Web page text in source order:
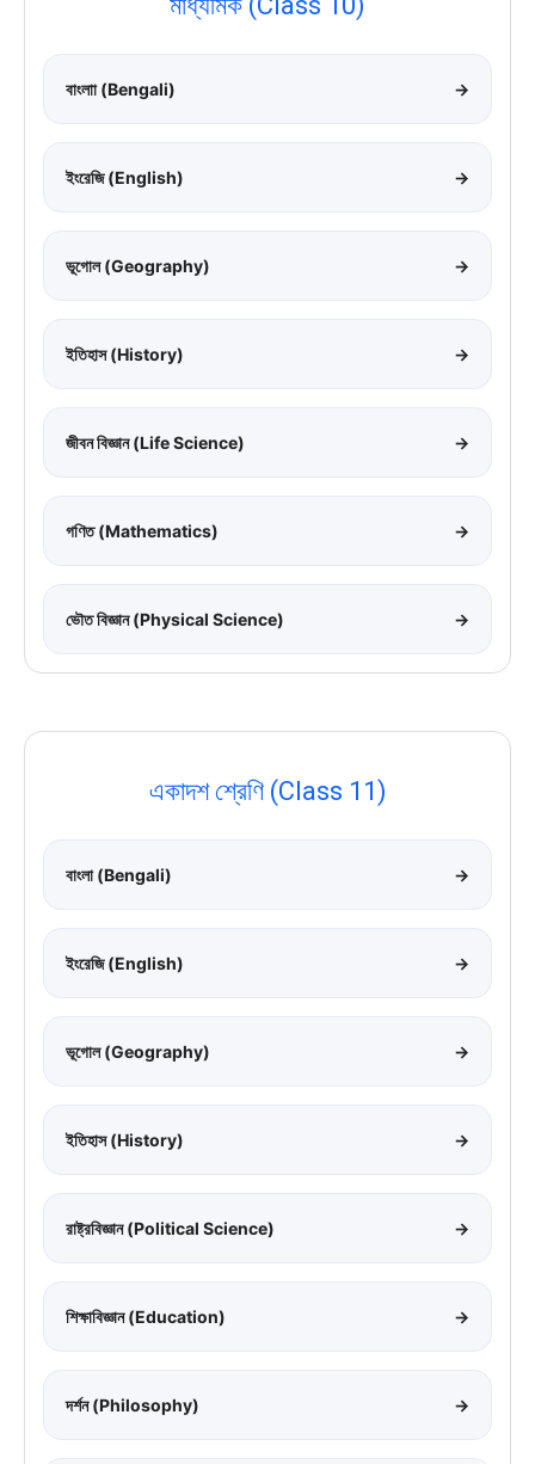
বাংলাা (Bengali) →
ইংরেজি (English) →
ভূগোল (Geography) →
ইতিহাস (History) →
জীবন বিজ্ঞান (Life Science) →
গণিত (Mathematics) →
ভৌত বিজ্ঞান (Physical Science) →
একাদশ শ্রেণি (Class 11)
বাংলা (Bengali) →
ইংরেজি (English) →
ভূগোল (Geography) →
ইতিহাস (History) →
রাষ্ট্রবিজ্ঞান (Political Science) →
শিক্ষাবিজ্ঞান (Education) →
দর্শন (Philosophy) →